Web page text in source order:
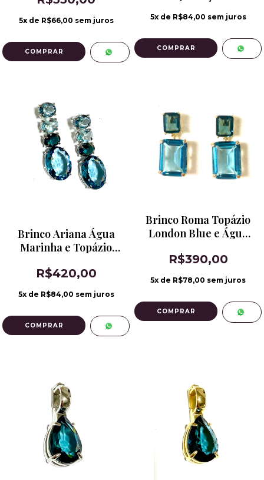
5x de R$66,00 sem juros 5x de R$84,00 sem juros
Brinco Ariana Água
Marinha e Topázio
de Ródio
R$420,00
5x de R$84,00 sem juros
Brinco Roma Topázio
London Blue e Água
R$390,00
5x de R$78,00 sem juros